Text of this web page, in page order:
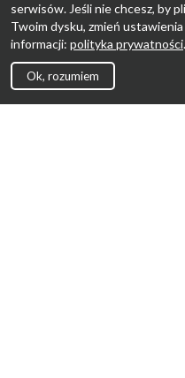
serwisów. Jeśli nie chcesz, by
Twoim dysku, zmień
informacji: polityka prywatności.
Ok, rozumiem